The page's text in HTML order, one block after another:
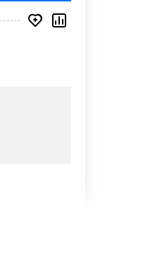
Inserisci nei